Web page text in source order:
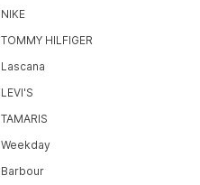
NIKE
TOMMY HILFIGER
Lascana
LEVI'S
TAMARIS
Weekday
Barbour